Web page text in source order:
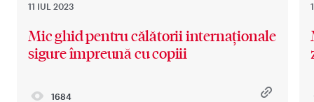
11 IUL 2023
Mic ghid pentru călătorii internaționale
sigure împreună cu copiii
1684